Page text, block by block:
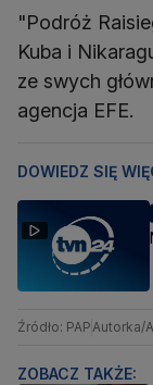
"Podróż
Kuba i
ze swych
agencja EFE.
DOWIEDZ SIĘ
Źródło: PAPAutorka/
ZOBACZ TAKŻE: